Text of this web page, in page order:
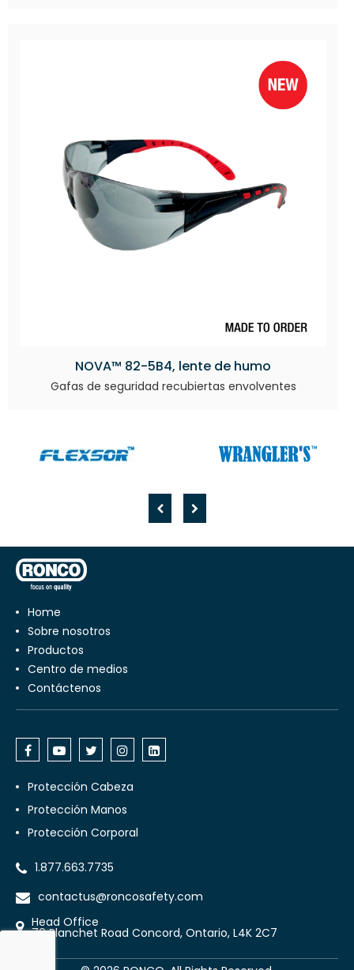
NOVA™ 82-5B4, lente de humo
Gafas de seguridad recubiertas envolventes
Home
Sobre nosotros
Productos
Centro de medios
Contáctenos
Protección Cabeza
Protección Manos
Protección Corporal
1.877.663.7735
contactus@roncosafety.com
Head Office
70 Planchet Road Concord, Ontario, L4K 2C7